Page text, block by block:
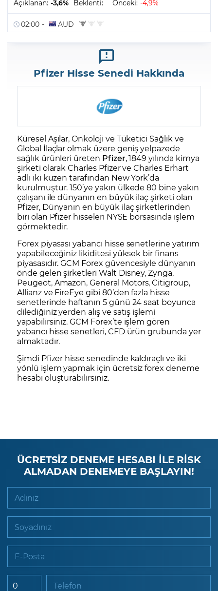
Pfizer Hisse Senedi Hakkında
Küresel Aşılar, Onkoloji ve Tüketici Sağlık ve
Global İlaçlar olmak üzere geniş yelpazede
sağlık ürünleri üreten Pfizer, 1849 yılında kimya
şirketi olarak Charles Pfizer ve Charles Erhart
adlı iki kuzen tarafından New York’da
kurulmuştur. 150’ye yakın ülkede 80 bine yakın
çalışanı ile dünyanın en büyük ilaç şirketi olan
Pfizer, Dünyanın en büyük ilaç şirketlerinden
biri olan Pfizer hisseleri NYSE borsasında işlem
görmektedir.
Forex piyasası yabancı hisse senetlerine yatırım
yapabileceğiniz likiditesi yüksek bir finans
piyasasıdır. GCM Forex güvencesiyle dünyanın
önde gelen şirketleri Walt Disney,Zynga,
Peugeot,Amazon,General Motors,Citigroup,
Allianzve FireEye gibi 80’den fazla hisse
senetlerinde haftanın 5 günü 24 saat boyunca
dilediğiniz yerden alış ve satış işlemi
yapabilirsiniz. GCM Forex’te işlem gören
yabancı hisse senetleri, CFD ürün grubunda yer
almaktadır.
Şimdi Pfizer hisse senedinde kaldıraçlı ve iki
yönlü işlem yapmak için ücretsiz forex deneme
hesabı oluşturabilirsiniz.
ÜCRETSİZ DENEME HESABI İLE RİSK
ALMADAN DENEMEYE BAŞLAYIN!
Adınız
Soyadınız
E-Posta
Telefon